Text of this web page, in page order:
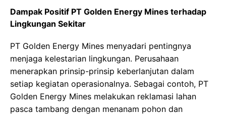
Dampak Positif PT Golden Energy Mines terhadap
Lingkungan Sekitar
PT Golden Energy Mines menyadari pentingnya
menjaga kelestarian lingkungan. Perusahaan
menerapkan prinsip-prinsip keberlanjutan dalam
setiap kegiatan operasionalnya. Sebagai contoh, PT
Golden Energy Mines melakukan reklamasi lahan
pasca tambang dengan menanam pohon dan